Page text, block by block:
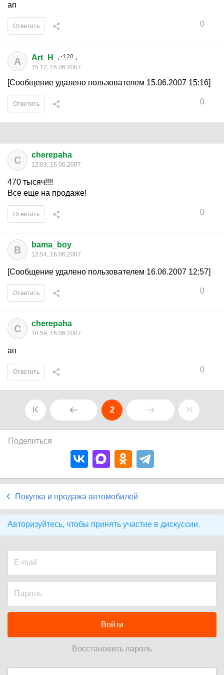
ап
0
Ответить
A Art_H
15:12, 15.06.2007
[Сообщение удалено пользователем 15.06.2007 15:16]
0
Ответить
C cherepaha
12:03, 16.06.2007
470 тысяч!!!!
Все еще на продаже!
0
Ответить
B bama_boy
12:54, 16.06.2007
[Сообщение удалено пользователем 16.06.2007 12:57]
0
Ответить
C cherepaha
18:59, 16.06.2007
ап
0
Ответить
2
Поделиться
Покупка и продажа автомобилей
Авторизуйтесь, чтобы принять участие в дискуссии.
Войти
Восстановить пароль